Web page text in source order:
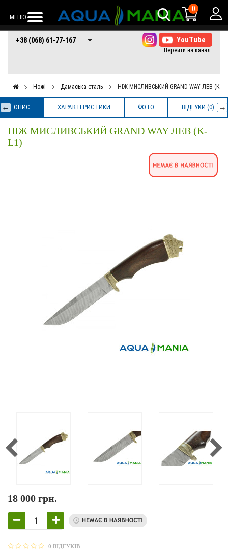
МЕНЮ
0
+38 (068) 61-77-
167
+38 (066) 61-77-+38 (073) 61-77-
167
+38 (068) 61-77-167
Ножі Дамаська сталь НІЖ МИСЛИВСЬКИЙ GRAND WAY ЛЕВ (K-
ОПИС ХАРАКТЕРИСТИКИ ФОТО ВІДГУКИ (0)
НІЖ МИСЛИВСЬКИЙ GRAND WAY ЛЕВ (K-
L1)
18 000 грн.
0 ВІДГУКІВ